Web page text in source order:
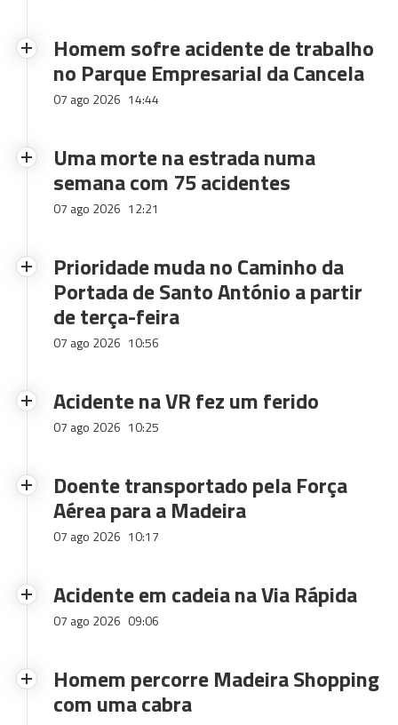
Homem sofre acidente de trabalho
no Parque Empresarial da Cancela
07 ago 2026 14:44
Uma morte na estrada numa
semana com 75 acidentes
07 ago 2026 12:21
Prioridade muda no Caminho da
Portada de Santo António a partir
de terça-feira
07 ago 2026 10:56
Acidente na VR fez um ferido
07 ago 2026 10:25
Doente transportado pela Força
Aérea para a Madeira
07 ago 2026 10:17
Acidente em cadeia na Via Rápida
07 ago 2026 09:06
Homem percorre Madeira Shopping
com uma cabra